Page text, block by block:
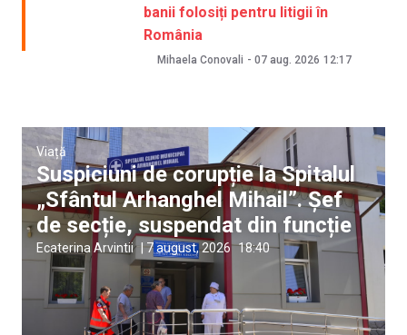
banii folosiți pentru litigii în
România
Mihaela Conovali - 07 aug. 2026 12:17
Viață
Suspiciuni de corupție la Spitalul
„Sfântul Arhanghel Mihail”. Șef
de secție, suspendat din funcție
Ecaterina Arvintii 7 august, 2026 18:40